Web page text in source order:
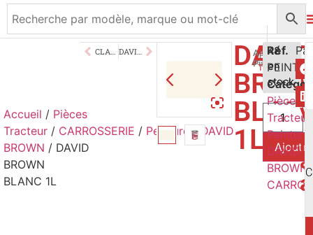
Accueil / Pièces
Tracteur / CARROSSERIE / Peinture / DAVID
BROWN / DAVID
BROWN
BLANC 1L
DAVID BROWN BRUN 1L
DAVID
1L
Application
Pistolet/
21,50€
TTC
48
en
stock
Réf.
Pièces
Tracteur
Peinture
DAVID
BROWN,